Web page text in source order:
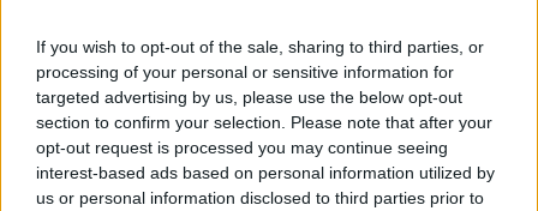
If you wish to opt-out of the sale, sharing to third parties, or
processing of your personal or sensitive information for
targeted advertising by us, please use the below opt-out
section to confirm your selection. Please note that after your
opt-out request is processed you may continue seeing
interest-based ads based on personal information utilized by
us or personal information disclosed to third parties prior to